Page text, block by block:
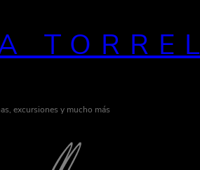
excursiones y mucho más